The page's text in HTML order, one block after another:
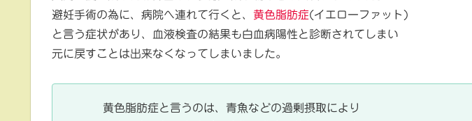
避妊手術の為に、病院へ連れて行くと、 黄色脂肪症(イエローファット)
と言う症状があり、血液検査の結果も白血病陽性と診断されてしまい
元に戻すことは出来なくなってしまいました。
黄色脂肪症と言うのは、青魚などの過剰摂取により